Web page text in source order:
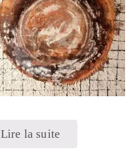
Lire la suite